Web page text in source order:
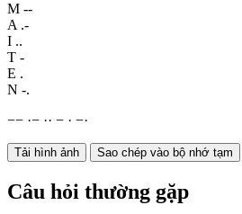
M --
A .-
I ..
T -
E .
N -.
−− ·− ·· − · −·
Tải hình ảnh Sao chép vào bộ nhớ tạm
Câu hỏi thường gặp